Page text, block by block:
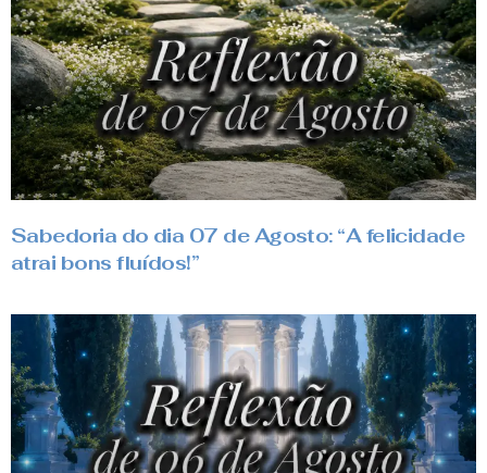
Sabedoria do dia 07 de Agosto: “A felicidade
atrai bons fluídos!”